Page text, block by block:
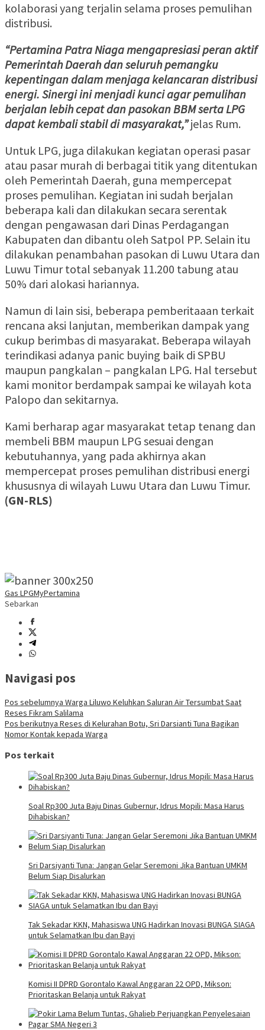
kolaborasi yang terjalin selama proses pemulihan
distribusi.
“Pertamina Patra Niaga mengapresiasi peran aktif
Pemerintah Daerah dan seluruh pemangku
kepentingan dalam menjaga kelancaran distribusi
energi. Sinergi ini menjadi kunci agar pemulihan
berjalan lebih cepat dan pasokan BBM serta LPG
dapat kembali stabil di masyarakat,”jelas Rum.
Untuk LPG, juga dilakukan kegiatan operasi pasar
atau pasar murah di berbagai titik yang ditentukan
oleh Pemerintah Daerah, guna mempercepat
proses pemulihan. Kegiatan ini sudah berjalan
beberapa kali dan dilakukan secara serentak
dengan pengawasan dari Dinas Perdagangan
Kabupaten dan dibantu oleh Satpol PP. Selain itu
dilakukan penambahan pasokan di Luwu Utara dan
Luwu Timur total sebanyak 11.200 tabung atau
50% dari alokasi hariannya.
Namun di lain sisi, beberapa pemberitaaan terkait
rencana aksi lanjutan, memberikan dampak yang
cukup berimbas di masyarakat. Beberapa wilayah
terindikasi adanya panic buying baik di SPBU
maupun pangkalan – pangkalan LPG. Hal tersebut
kami monitor berdampak sampai ke wilayah kota
Palopo dan sekitarnya.
Kami berharap agar masyarakat tetap tenang dan
membeli BBM maupun LPG sesuai dengan
kebutuhannya, yang pada akhirnya akan
mempercepat proses pemulihan distribusi energi
khususnya di wilayah Luwu Utara dan Luwu Timur.
(GN-RLS)
Gas LPGMyPertamina
Sebarkan
Navigasi pos
Pos sebelumnya Warga Liluwo Keluhkan Saluran Air Tersumbat Saat
Reses Fikram Salilama
Pos berikutnya Reses di Kelurahan Botu, Sri Darsianti Tuna Bagikan
Nomor Kontak kepada Warga
Pos terkait
Soal Rp300 Juta Baju Dinas Gubernur, Idrus Mopili: Masa Harus
Dihabiskan?
Sri Darsiyanti Tuna: Jangan Gelar Seremoni Jika Bantuan UMKM
Belum Siap Disalurkan
Tak Sekadar KKN, Mahasiswa UNG Hadirkan Inovasi BUNGA SIAGA
untuk Selamatkan Ibu dan Bayi
Komisi II DPRD Gorontalo Kawal Anggaran 22 OPD, Mikson:
Prioritaskan Belanja untuk Rakyat